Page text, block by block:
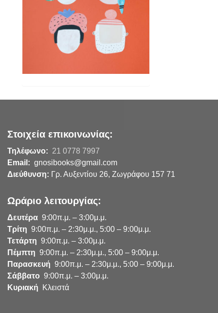
Στοιχεία επικοινωνίας:
Τηλέφωνο: 21 0778 7997
Email: gnosibooks@gmail.com
Διεύθυνση: Γρ. Αυξεντίου 26, Ζωγράφου 157 71
Ωράριο λειτουργίας:
Δευτέρα 9:00π.μ. – 3:00μ.μ.
Τρίτη 9:00π.μ. – 2:30μ.μ., 5:00 – 9:00μ.μ.
Τετάρτη 9:00π.μ. – 3:00μ.μ.
Πέμπτη 9:00π.μ. – 2:30μ.μ., 5:00 – 9:00μ.μ.
Παρασκευή 9:00π.μ. – 2:30μ.μ., 5:00 – 9:00μ.μ.
Σάββατο 9:00π.μ. – 3:00μ.μ.
Κυριακή Κλειστά